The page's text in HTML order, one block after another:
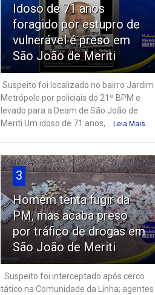
Idoso de 71 anos
foragido por estupro de
vulnerável é preso em
São João de Meriti
Suspeito foi localizado no bairro Jardim
Metrópole por policiais do 21º BPM e
levado para a Deam de São João de
Meriti Um idoso de 71 anos,...
Leia Mais
3
Homem tenta fugir da
PM, mas acaba preso
por tráfico de drogas em
São João de Meriti
Suspeito foi interceptado após cerco
tático na Comunidade da Linha; agentes